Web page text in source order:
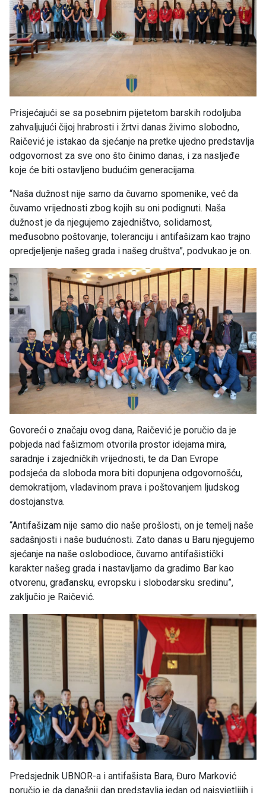
Prisjećajući se sa posebnim pijetetom barskih rodoljuba
zahvaljujući čijoj hrabrosti i žrtvi danas živimo slobodno,
Raičević je istakao da sjećanje na pretke ujedno predstavlja
odgovornost za sve ono što činimo danas, i za nasljeđe
koje će biti ostavljeno budućim generacijama.
“Naša dužnost nije samo da čuvamo spomenike, već da
čuvamo vrijednosti zbog kojih su oni podignuti. Naša
dužnost je da njegujemo zajedništvo, solidarnost,
međusobno poštovanje, toleranciju i antifašizam kao trajno
opredjeljenje našeg grada i našeg društva”, podvukao je on.
Govoreći o značaju ovog dana, Raičević je poručio da je
pobjeda nad fašizmom otvorila prostor idejama mira,
saradnje i zajedničkih vrijednosti, te da Dan Evrope
podsjeća da sloboda mora biti dopunjena odgovornošću,
demokratijom, vladavinom prava i poštovanjem ljudskog
dostojanstva.
“Antifašizam nije samo dio naše prošlosti, on je temelj naše
sadašnjosti i naše budućnosti. Zato danas u Baru njegujemo
sjećanje na naše oslobodioce, čuvamo antifašistički
karakter našeg grada i nastavljamo da gradimo Bar kao
otvorenu, građansku, evropsku i slobodarsku sredinu”,
zaključio je Raičević.
Predsjednik UBNOR-a i antifašista Bara, Đuro Marković
poručio je da današnji dan predstavlja jedan od najsvjetlijih i